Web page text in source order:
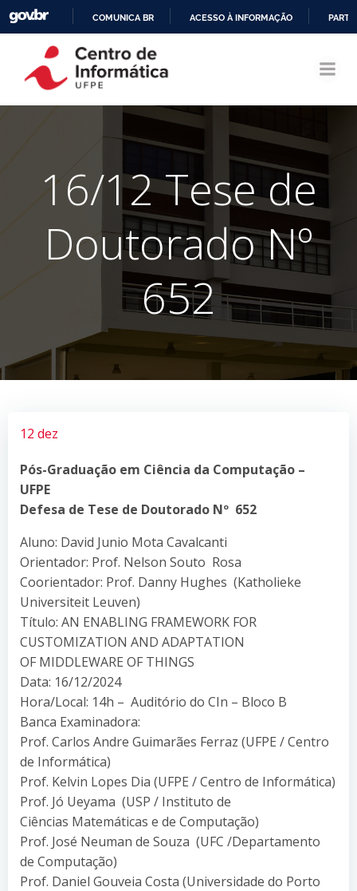
CONTEÚDO
COMUNICA BR ACESSO À INFORMAÇÃO
16/12 Tese de
Doutorado Nº
652
12 dez
Pós-Graduação em Ciência da Computação –
UFPE
Defesa de Tese de Doutorado Nº 652
Aluno: David Junio Mota Cavalcanti
Orientador: Prof. Nelson Souto Rosa
Coorientador: Prof. Danny Hughes (Katholieke
Universiteit Leuven)
Título: AN ENABLING FRAMEWORK FOR
CUSTOMIZATION AND ADAPTATION
OF MIDDLEWARE OF THINGS
Data: 16/12/2024
Hora/Local: 14h – Auditório do CIn – Bloco B
Banca Examinadora:
Prof. Carlos Andre Guimarães Ferraz (UFPE / Centro
de Informática)
Prof. Kelvin Lopes Dia (UFPE / Centro de Informática)
Prof. Jó Ueyama (USP / Instituto de
Ciências Matemáticas e de Computação)
Prof. José Neuman de Souza (UFC /Departamento
de Computação)
Prof. Daniel Gouveia Costa (Universidade do Porto